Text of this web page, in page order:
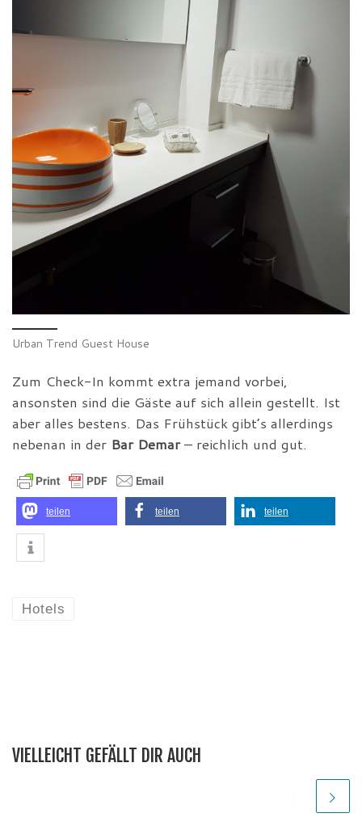
Urban Trend Guest House
Zum Check-In kommt extra jemand vorbei,
ansonsten sind die Gäste auf sich allein gestellt. Ist
aber alles bestens. Das Frühstück gibt’s allerdings
nebenan in der Bar Demar– reichlich und gut.
teilen teilen teilen
Hotels
VIELLEICHT GEFÄLLT DIR AUCH